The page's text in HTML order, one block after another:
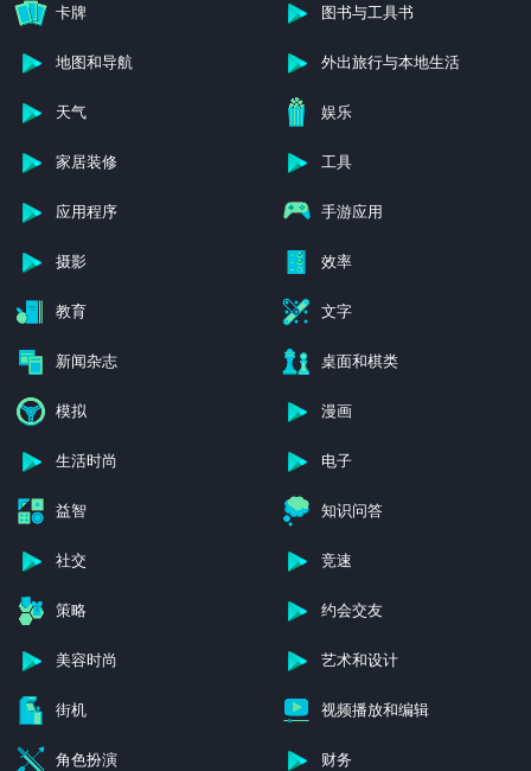
卡牌 图书与工具书
地图和导航 外出旅行与本地生活
天气 娱乐
家居装修 工具
应用程序 手游应用
摄影 效率
教育 文字
新闻杂志 桌面和棋类
模拟 漫画
生活时尚 电子
益智 知识问答
社交 竞速
策略 约会交友
美容时尚 艺术和设计
街机 视频播放和编辑
角色扮演 财务